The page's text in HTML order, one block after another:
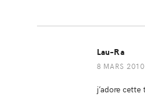
Lau-Ra
8 MARS
j’adore